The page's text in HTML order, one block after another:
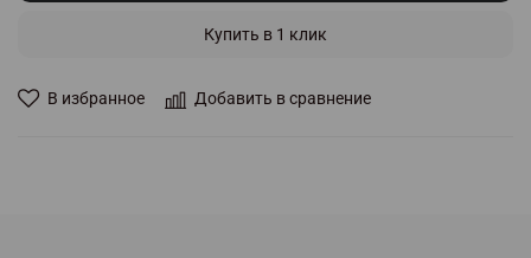
В избранное Добавить в сравнение
Купить в 1 клик